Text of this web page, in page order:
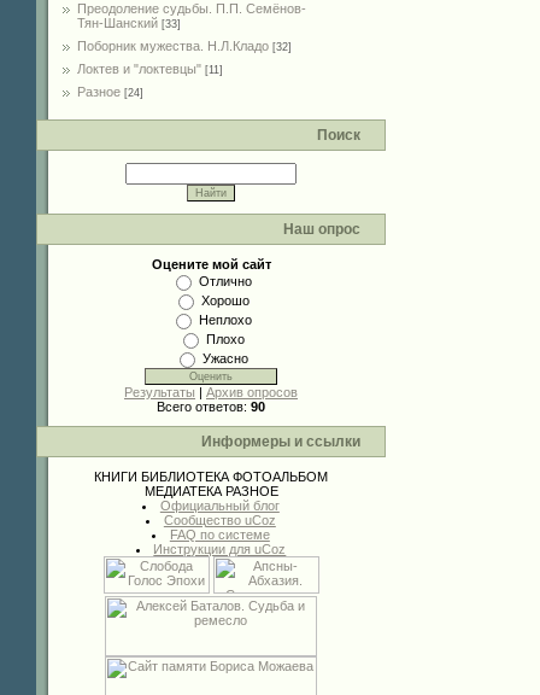
Преодоление судьбы. П.П. Семёнов-
Тян-Шанский [33]
Поборник мужества. Н.Л.Кладо [32]
Локтев и "локтевцы" [11]
Разное [24]
Поиск
Наш опрос
Оцените мой сайт
Отлично
Хорошо
Неплохо
Плохо
Ужасно
Результаты | Архив опросов
Всего ответов: 90
Информеры и ссылки
КНИГИ БИБЛИОТЕКА ФОТОАЛЬБОМ
МЕДИАТЕКА РАЗНОЕ
Официальный блог
Сообщество uCoz
FAQ по системе
Инструкции для uCoz